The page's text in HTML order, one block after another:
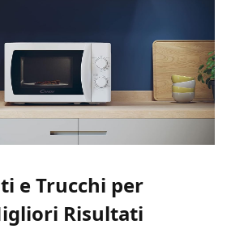
e Trucchi per
Risultati